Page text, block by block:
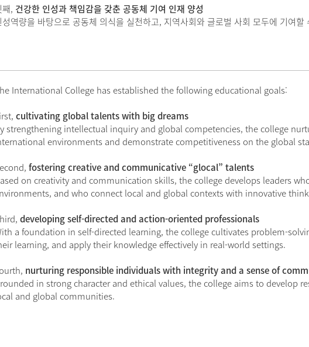
째, 건강한 인성과 책임감을 갖춘 공동체 기여 인재 양성
성역량을 바탕으로 공동체 의식을 실천하고, 지역사회와 글로벌 사회 모두에 기여
International College has established the following educational goals:
cultivating global talents with big dreams
strengthening intellectual inquiry and global competencies, the college
environments and demonstrate competitiveness on the global
fostering creative and communicative “glocal” talents
on creativity and communication skills, the college develops leaders
and who connect local and global contexts with innovative
developing self-directed and action-oriented professionals
a foundation in self-directed learning, the college cultivates problem-
learning, and apply their knowledge effectively in real-world settings.
nurturing responsible individuals with integrity and a sense of
in strong character and ethical values, the college aims to
and global communities.